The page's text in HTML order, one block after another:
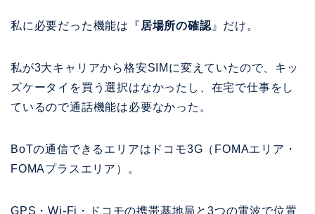
私に必要だった機能は『 居場所の確認 』だけ。
私が3大キャリアから格安SIMに変えていたので、キッ
ズケータイを買う選択はなかったし、在宅で仕事をし
ているので通話機能は必要なかった。
BoTの通信できるエリアはドコモ3G（FOMAエリア・
FOMAプラスエリア）。
GPS・Wi-Fi・ドコモの携帯基地局と3つの電波で位置